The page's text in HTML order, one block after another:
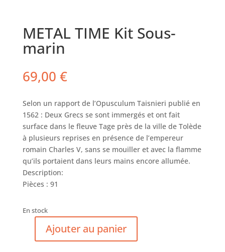
METAL TIME Kit Sous-
marin
69,00 €
Selon un rapport de l’Opusculum Taisnieri publié en
1562 : Deux Grecs se sont immergés et ont fait
surface dans le fleuve Tage près de la ville de Tolède
à plusieurs reprises en présence de l’empereur
romain Charles V, sans se mouiller et avec la flamme
qu’ils portaient dans leurs mains encore allumée.
Description:
Pièces : 91
En stock
quantitéAjouter au panier